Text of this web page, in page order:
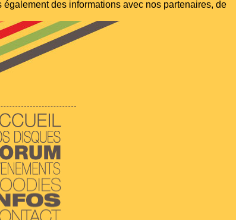
des informations avec nos partenaires, de